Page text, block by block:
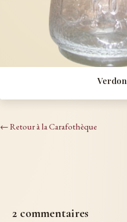
Verdon
← Retour à la Carafothèque
2 commentaires